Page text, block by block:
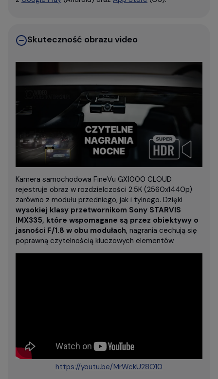
Skuteczność obrazu video
Kamera samochodowa FineVu GX1000 CLOUD
rejestruje obraz w rozdzielczości 2.5K (2560x1440p)
zarówno z modułu przedniego, jak i tylnego. Dzięki
wysokiej klasy przetwornikom Sony STARVIS
IMX335, które wspomagane są przez obiektywy o
jasności F/1.8 w obu modułach, nagrania cechują się
poprawną czytelnością kluczowych elementów.
https://youtu.be/MrWckU28O10